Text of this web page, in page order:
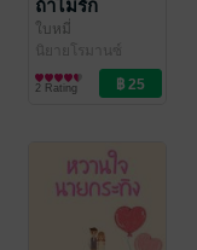
ถ้าไม่รัก
ใบหมี่
นิยายโรมานซ์
2 Rating